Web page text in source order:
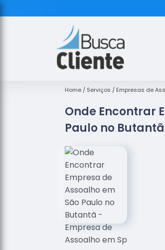
Home Serviços Empresas de
Onde Encontrar
Paulo no Butantã